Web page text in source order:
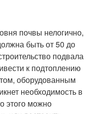
почвы нелогично,
быть от 50 до
подвала
к подтоплению
оборудованным
необходимость в
этого можно